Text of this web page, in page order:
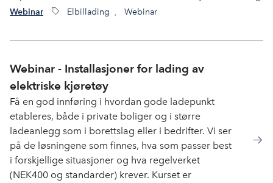
Webinar Elbillading , Webinar
Webinar - Installasjoner for lading av
elektriske kjøretøy
Få en god innføring i hvordan gode ladepunkt
etableres, både i private boliger og i større
ladeanlegg som i borettslag eller i bedrifter. Vi ser
på de løsningene som finnes, hva som passer best
i forskjellige situasjoner og hva regelverket
(NEK400 og standarder) krever. Kurset er